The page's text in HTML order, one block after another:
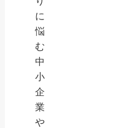
に
悩
む
中
小
企
業
や